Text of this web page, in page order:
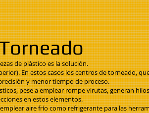
de plástico es la solución.
En estos casos los centros de torneado,
y menor tiempo de proceso.
pese a emplear rompe virutas, generan
en estos elementos.
aire frío como refrigerante para las